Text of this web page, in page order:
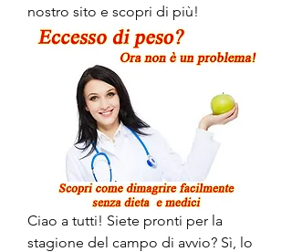
nostro sito e scopri di più!
Ciao a tutti! Siete pronti per la
stagione del campo di avvio? Sì, lo